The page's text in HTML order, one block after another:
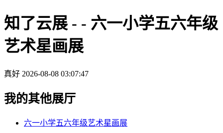
知了云展 - - 六一小学五六年级
艺术星画展
真好 2026-08-08 03:07:47
我的其他展厅
六一小学五六年级艺术星画展